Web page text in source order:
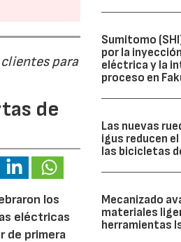
para
de
los
eléctricas
de primera
Sumitomo
por la
eléctrica y la
proceso en
Las nuevas
igus reducen
las bicicletas
Mecanizado
materiales
herramientas